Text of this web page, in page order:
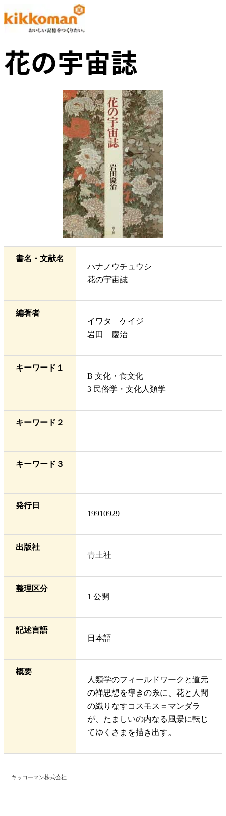
花の宇宙誌
書名・文献名
ハナノウチュウシ
花の宇宙誌
編著者
イワタ ケイジ
岩田 慶治
キーワード１
B 文化・食文化
3 民俗学・文化人類学
キーワード２
キーワード３
発行日
19910929
出版社
青土社
整理区分
1 公開
記述言語
日本語
概要
人類学のフィールドワークと道元
の禅思想を導きの糸に、花と人間
の織りなすコスモス＝マンダラ
が、たましいの内なる風景に転じ
てゆくさまを描き出す。
キッコーマン株式会社